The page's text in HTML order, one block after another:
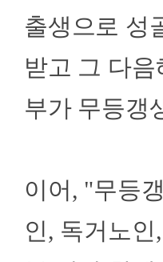
출생으로 성
받고 그 다
부가 무등갱
이어, "무등
인, 독거노